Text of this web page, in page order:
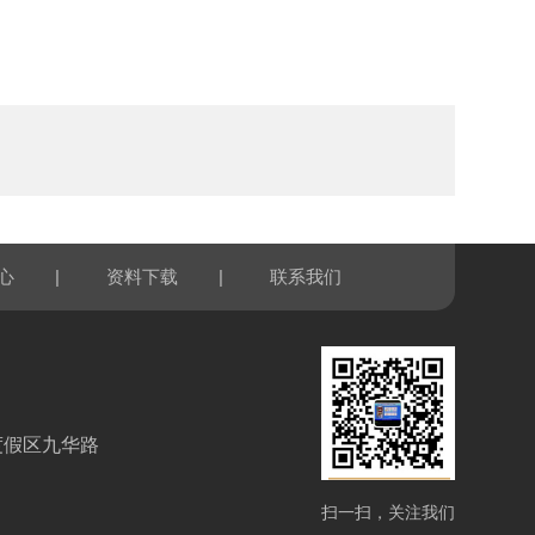
| 资料下载 | 联系我们
区九华路
扫一扫，关注我们